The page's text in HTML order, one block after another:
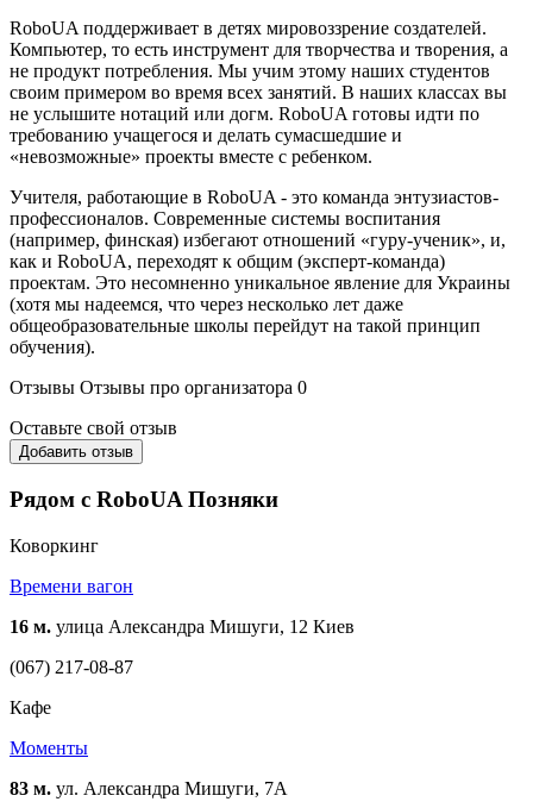
RoboUA поддерживает в детях мировоззрение создателей.
Компьютер, то есть инструмент для творчества и творения, а
не продукт потребления. Мы учим этому наших студентов
своим примером во время всех занятий. В наших классах вы
не услышите нотаций или догм. RoboUA готовы идти по
требованию учащегося и делать сумасшедшие и
«невозможные» проекты вместе с ребенком.
Учителя, работающие в RoboUA - это команда энтузиастов-
профессионалов. Современные системы воспитания
(например, финская) избегают отношений «гуру-ученик», и,
как и RoboUA, переходят к общим (эксперт-команда)
проектам. Это несомненно уникальное явление для Украины
(хотя мы надеемся, что через несколько лет даже
общеобразовательные школы перейдут на такой принцип
обучения).
Отзывы Отзывы про организатора 0
Оставьте свой отзыв
Добавить отзыв
Рядом с RoboUA Позняки
Коворкинг
Времени вагон
16 м. улица Александра Мишуги, 12 Киев
(067) 217-08-87
Кафе
Моменты
83 м. ул. Александра Мишуги, 7А